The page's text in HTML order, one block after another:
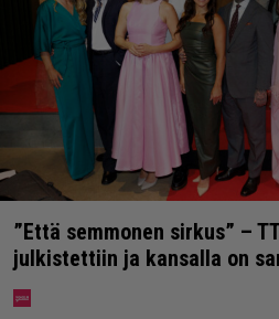
”Että semmonen sirkus” –
julkistettiin ja kansalla on